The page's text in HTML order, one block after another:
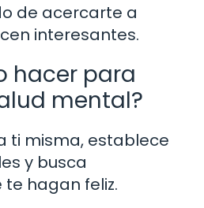
de acercarte a
interesantes.
hacer para
mental?
ti misma, establece
y busca
hagan feliz.